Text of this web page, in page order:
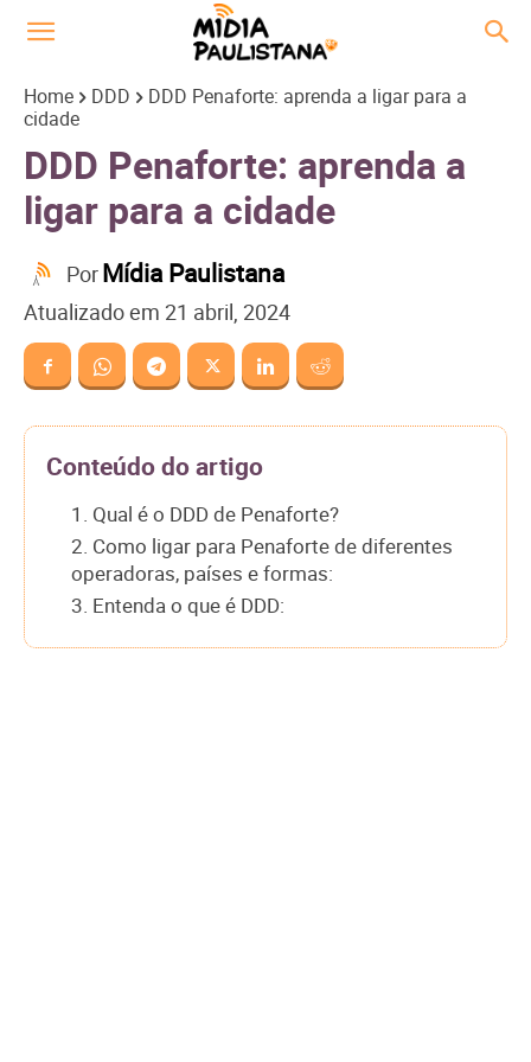
Home DDD
DDD Penaforte: aprenda a ligar para a
cidade
DDD Penaforte: aprenda a
ligar para a cidade
PorMídia Paulistana
Atualizado em 21 abril, 2024
Conteúdo do artigo
1. Qual é o DDD de Penaforte?
2. Como ligar para Penaforte de diferentes
operadoras, países e formas:
3. Entenda o que é DDD: